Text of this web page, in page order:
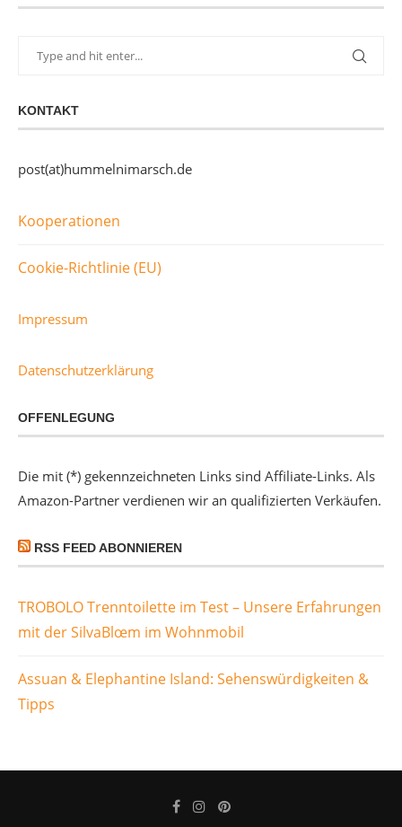
KONTAKT
post(at)hummelnimarsch.de
Kooperationen
Cookie-Richtlinie (EU)
Impressum
Datenschutzerklärung
OFFENLEGUNG
Die mit (*) gekennzeichneten Links sind Affiliate-Links. Als
Amazon-Partner verdienen wir an qualifizierten Verkäufen.
RSS FEED ABONNIEREN
TROBOLO Trenntoilette im Test – Unsere Erfahrungen
mit der SilvaBlœm im Wohnmobil
Assuan & Elephantine Island: Sehenswürdigkeiten &
Tipps